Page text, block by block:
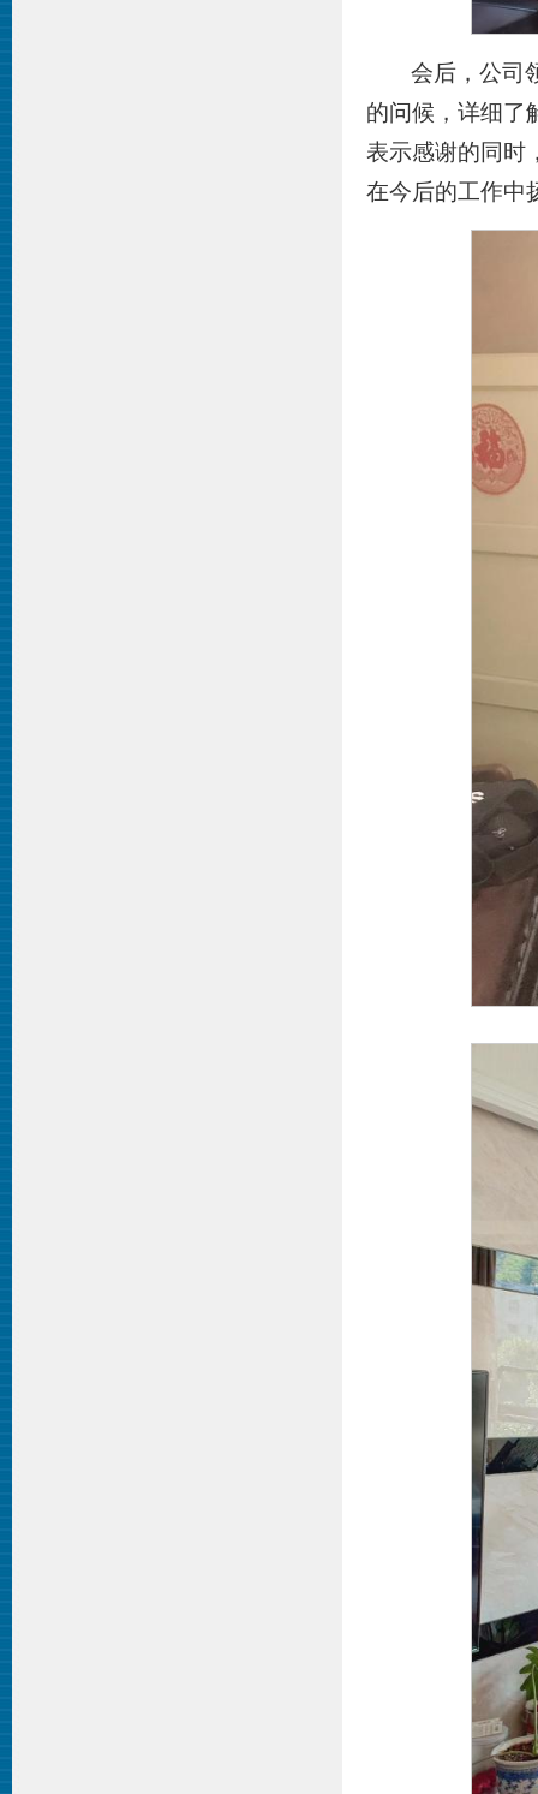
会后，公司
的问候，详细了
表示感谢的同时
在今后的工作中